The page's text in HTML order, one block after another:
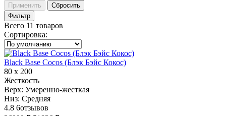
Применить
Сбросить
Фильтр
Всего 11 товаров
Сортировка:
Black Base Cocos (Блэк Бэйс Кокос)
80 х 200
Жесткость
Верх: Умеренно-жесткая
Низ: Средняя
4.8 6отзывов